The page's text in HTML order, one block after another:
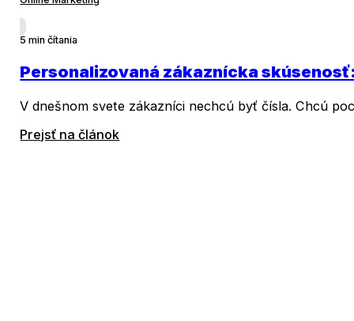
5 min čítania
Personalizovaná zákaznícka
V dnešnom svete zákazníci nechcú byť čísla. Chcú
Prejsť na článok